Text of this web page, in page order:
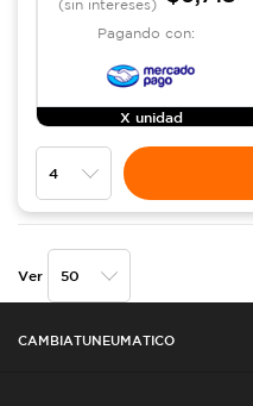
(sin intereses)
Pagando con:
X unidad
Ver
CAMBIATUNEUMATICO